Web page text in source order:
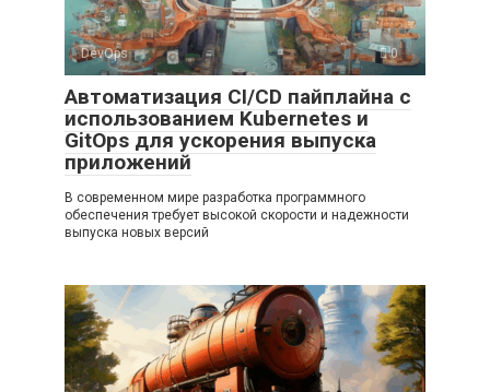
DevOps 0
Автоматизация CI/CD пайплайна с
использованием Kubernetes и
GitOps для ускорения выпуска
приложений
В современном мире разработка программного
обеспечения требует высокой скорости и надежности
выпуска новых версий